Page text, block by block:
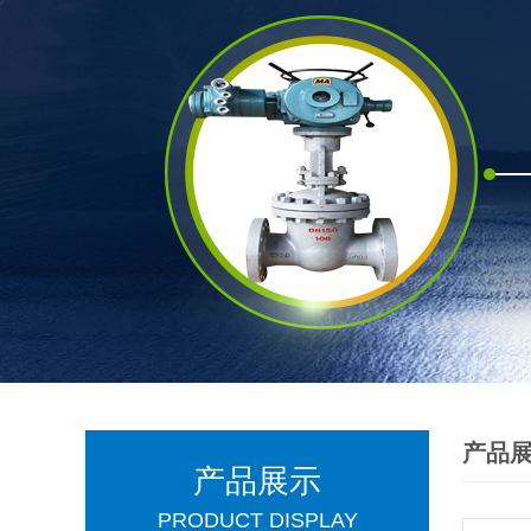
产品展示
PRODUCT DISPLAY
产品